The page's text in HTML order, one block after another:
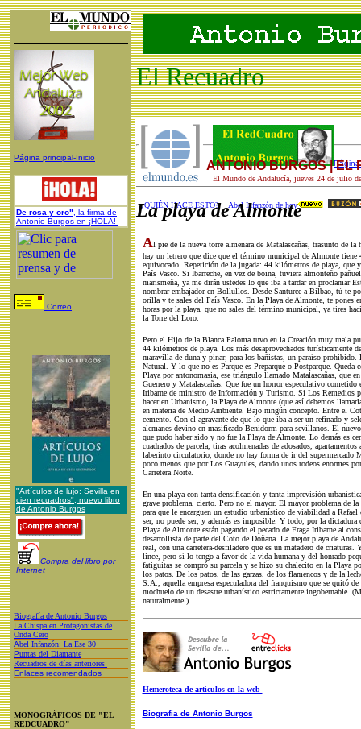
Página principal-Inicio
De rosa y oro" , la firma de
Antonio Burgos en ¡HOLA!
Correo
"Artículos de lujo: Sevilla en
cien recuadros", nuevo libro
de Antonio Burgos
Compra del libro por
Internet
Biografía de Antonio Burgos
La Chispa en Protagonistas de
Onda Cero
Abel Infanzón: La Ese 30
Puntas del Diamante
Recuadros de días anteriores
Enlaces recomendados
MONOGRÁFICOS DE "EL
REDCUADRO"
El Recuadro
El Mundo de Andalucía, jueves 24 de julio
¿QUIÉN HACE ESTO? Abel Infanzón de hoy
ANTONIO BURGOS | EL
La playa de Almonte
Al pie de la nueva torre almenara de Matalascañas, trasunto de
hay un letrero que dice que el término municipal de Almonte
equivocado. Repetición de la jugada: 44 kilómetros de playa,
País Vasco. Si Ibarreche, en vez de boina, tuviera almonteño
marismeña, ya me dirán ustedes lo que iba a tardar en proclamar
nombrar embajador en Bollullos. Desde Santurce a Bilbao, tú te
orilla y te sales del País Vasco. En la Playa de Almonte, te pones
horas por la playa, que no sales del término municipal, ya tires
la Torre del Loro.
Pero el Hijo de la Blanca Paloma tuvo en la Creación muy mala
44 kilómetros de playa. Los más desaprovechados turísticamente
maravilla de duna y pinar; para los bañistas, un paraíso prohibido.
Natural. Y lo que no es Parque es Preparque o Postparque. Queda
Playa por antonomasia, ese triángulo llamado Matalascañas, que
Guerrero y Matalascañas. Que fue un horror especulativo
Iribarne de ministro de Información y Turismo. Si Los Remedios
hacer en Urbanismo, la Playa de Almonte (que así debemos
en materia de Medio Ambiente. Bajo ningún concepto. Entre el
cemento. Con el agravante de que lo que iba a ser un refinado y
alemanes devino en masificado Benidorm para sevillanos. El
que pudo haber sido y no fue la Playa de Almonte. Lo demás es
cuadrados de parcela, tiras acolmenadas de adosados,
laberinto circulatorio, donde no hay forma de ir del supermercado
poco menos que por Los Guayules, dando unos rodeos enormes
Carretera Norte.
En una playa con tanta densificación y tanta imprevisión
grave problema, cierto. Pero no el mayor. El mayor problema de
para que le encarguen un estudio urbanístico de viabilidad a
ser, no puede ser, y además es imposible. Y todo, por la dictadura
Playa de Almonte están pagando el pecado de Fraga Iribarne al
desarrollista de parte del Coto de Doñana. La mejor playa de
real, con una carretera-desfiladero que es un matadero de criaturas.
lince, pero sí lo tengo a favor de la vida humana y del honrado
fatiguitas se compró su parcela y se hizo su chalecito en la Playa
los patos. De los patos, de las garzas, de los flamencos y de la
S.A., aquella empresa especuladora del franquismo que se quitó
mochuelo de un desastre urbanístico estrictamente ingobernable.
naturalmente.)
Hemeroteca de artículos en la web
Biografía de Antonio Burgos